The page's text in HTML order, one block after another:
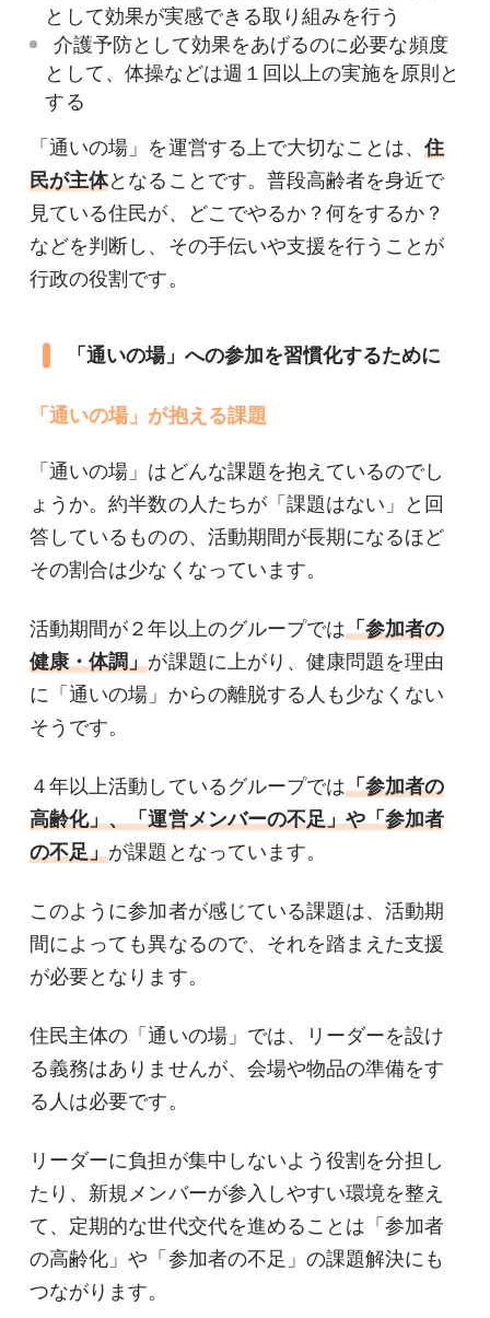
として効果が実感できる取り組みを行う
介護予防として効果をあげるのに必要な頻度
として、体操などは週１回以上の実施を原則と
する
「通いの場」を運営する上で大切なことは、住
民が主体となることです。普段高齢者を身近で
見ている住民が、どこでやるか？何をするか？
などを判断し、その手伝いや支援を行うことが
行政の役割です。
「通いの場」への参加を習慣化するために
「通いの場」が抱える課題
「通いの場」はどんな課題を抱えているのでし
ょうか。約半数の人たちが「課題はない」と回
答しているものの、活動期間が長期になるほど
その割合は少なくなっています。
活動期間が２年以上のグループでは「参加者の
健康・体調」が課題に上がり、健康問題を理由
に「通いの場」からの離脱する人も少なくない
そうです。
４年以上活動しているグループでは「参加者の
高齢化」、「運営メンバーの不足」や「参加者
の不足」が課題となっています。
このように参加者が感じている課題は、活動期
間によっても異なるので、それを踏まえた支援
が必要となります。
住民主体の「通いの場」では、リーダーを設け
る義務はありませんが、会場や物品の準備をす
る人は必要です。
リーダーに負担が集中しないよう役割を分担し
たり、新規メンバーが参入しやすい環境を整え
て、定期的な世代交代を進めることは「参加者
の高齢化」や「参加者の不足」の課題解決にも
つながります。